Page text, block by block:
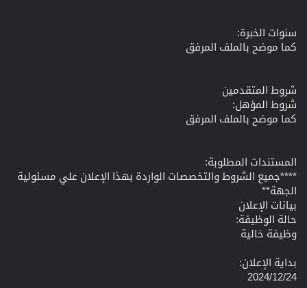
سنوات الخبرة:
كما موضح بالملف المرفق
شروط المتقدمين
شروط المؤهل:
كما موضح بالملف المرفق
المستندات المطلوبة:
****جميع الشروط والتخصصات الواردة بهذا الإعلان علي مسئولية
الجهة**
بيانات الإعلان
حالة الوظيفة:
وظيفة خالية
بداية الإعلان:
2024/12/24